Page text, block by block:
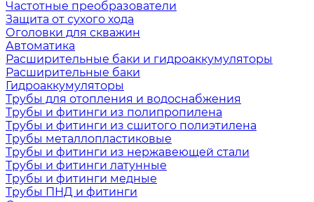
Частотные преобразователи
Защита от сухого хода
Оголовки для скважин
Автоматика
Расширительные баки и гидроаккумуляторы
Расширительные баки
Гидроаккумуляторы
Трубы для отопления и водоснабжения
Трубы и фитинги из полипропилена
Трубы и фитинги из сшитого полиэтилена
Трубы металлопластиковые
Трубы и фитинги из нержавеющей стали
Трубы и фитинги латунные
Трубы и фитинги медные
Трубы ПНД и фитинги